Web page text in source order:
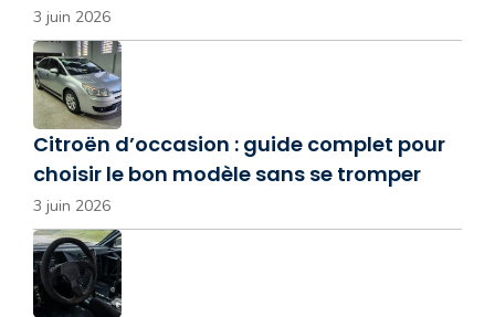
3 juin 2026
Citroën d’occasion : guide complet pour
choisir le bon modèle sans se tromper
3 juin 2026